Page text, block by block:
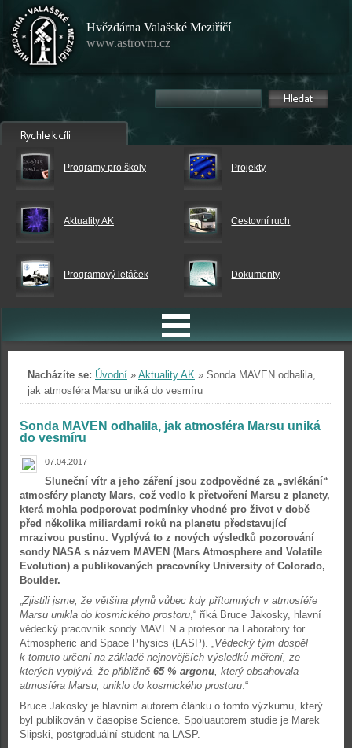
Hvězdárna Valašské Meziříčí
www.astrovm.cz
Programy pro školy Projekty
Aktuality AK Cestovní ruch
Programový letáček Dokumenty
Nacházíte se: Úvodní » Aktuality AK » Sonda MAVEN odhalila,
jak atmosféra Marsu uniká do vesmíru
Sonda MAVEN odhalila, jak atmosféra Marsu uniká
do vesmíru
07.04.2017
Sluneční vítr a jeho záření jsou zodpovědné za „svlékání“
atmosféry planety Mars, což vedlo k přetvoření Marsu z planety,
která mohla podporovat podmínky vhodné pro život v době
před několika miliardami roků na planetu představující
mrazivou pustinu. Vyplývá to z nových výsledků pozorování
sondy NASA s názvem MAVEN (Mars Atmosphere and Volatile
Evolution) a publikovaných pracovníky University of Colorado,
Boulder.
„Zjistili jsme, že většina plynů vůbec kdy přítomných v atmosféře
Marsu unikla do kosmického prostoru,“ říká Bruce Jakosky, hlavní
vědecký pracovník sondy MAVEN a profesor na Laboratory for
Atmospheric and Space Physics (LASP). „Vědecký tým dospěl
k tomuto určení na základě nejnovějších výsledků měření, ze
kterých vyplývá, že přibližně 65 % argonu, který obsahovala
atmosféra Marsu, uniklo do kosmického prostoru.“
Bruce Jakosky je hlavním autorem článku o tomto výzkumu, který
byl publikován v časopise Science. Spoluautorem studie je Marek
Slipski, postgraduální student na LASP.